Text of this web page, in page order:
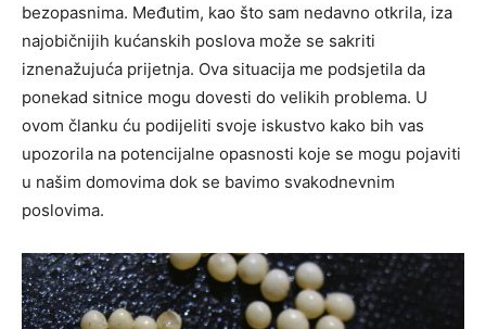
bezopasnima. Međutim, kao što sam nedavno otkrila, iza
najobičnijih kućanskih poslova može se sakriti
iznenažujuća prijetnja. Ova situacija me podsjetila da
ponekad sitnice mogu dovesti do velikih problema. U
ovom članku ću podijeliti svoje iskustvo kako bih vas
upozorila na potencijalne opasnosti koje se mogu pojaviti
u našim domovima dok se bavimo svakodnevnim
poslovima.